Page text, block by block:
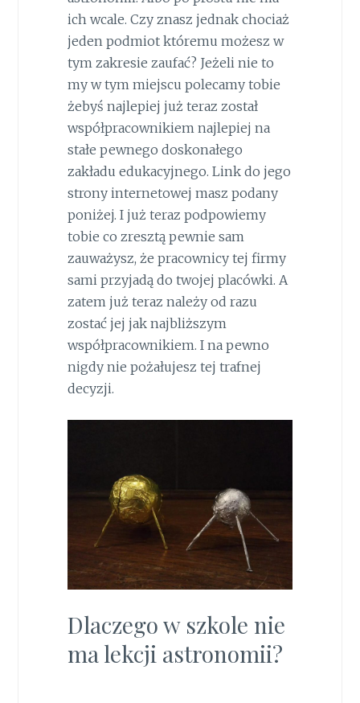
ich wcale. Czy znasz jednak chociaż
jeden podmiot któremu możesz w
tym zakresie zaufać? Jeżeli nie to
my w tym miejscu polecamy tobie
żebyś najlepiej już teraz został
współpracownikiem najlepiej na
stałe pewnego doskonałego
zakładu edukacyjnego. Link do jego
strony internetowej masz podany
poniżej. I już teraz podpowiemy
tobie co zresztą pewnie sam
zauważysz, że pracownicy tej firmy
sami przyjadą do twojej placówki. A
zatem już teraz należy od razu
zostać jej jak najbliższym
współpracownikiem. I na pewno
nigdy nie pożałujesz tej trafnej
decyzji.
Dlaczego w szkole nie
ma lekcji astronomii?